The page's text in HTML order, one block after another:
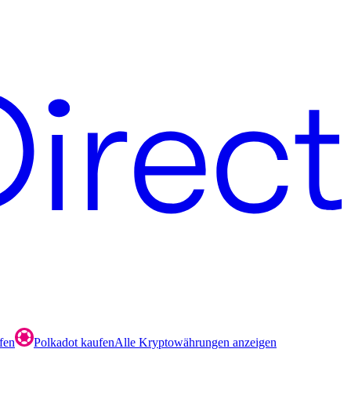
Polkadot kaufenAlle Kryptowährungen anzeigen